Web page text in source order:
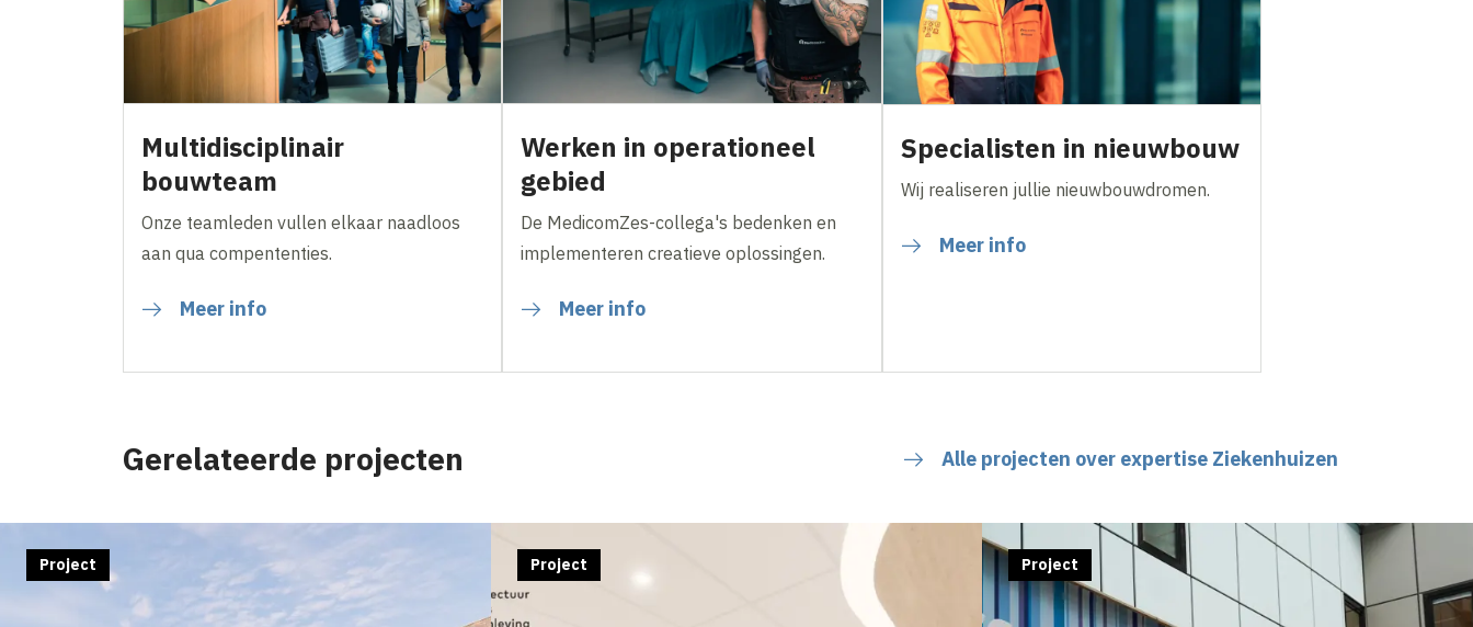
Multidisciplinair
bouwteam
Onze teamleden vullen elkaar naadloos
aan qua compententies.
Meer info
Werken in operationeel
gebied
De MedicomZes-collega's bedenken en
implementeren creatieve oplossingen.
Meer info
Specialisten in nieuwbouw
Wij realiseren jullie nieuwbouwdromen.
Meer info
Gerelateerde projecten Alle projecten over expertise Ziekenhuizen
Project Project Project